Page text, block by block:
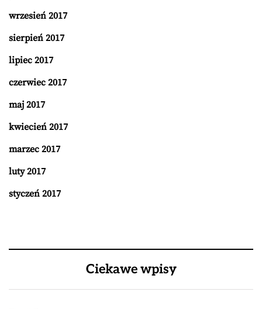
wrzesień 2017
sierpień 2017
lipiec 2017
czerwiec 2017
maj 2017
kwiecień 2017
marzec 2017
luty 2017
styczeń 2017
Ciekawe wpisy